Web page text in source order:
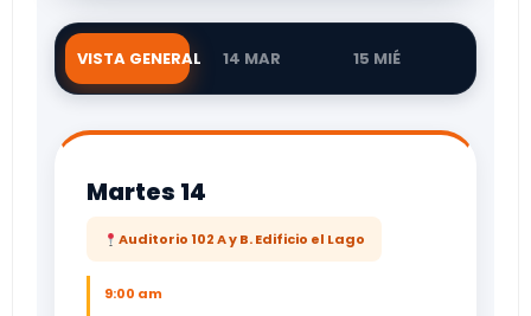
VISTA GENERAL 14 MAR 15 MIÉ
Martes 14
Auditorio 102 A y B. Edificio el Lago
9:00 am